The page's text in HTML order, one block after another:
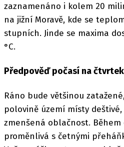
zaznamenáno i kolem 20
na jižní Moravě, kde se
stupních. Jinde se maxima
°C.
Předpověď počasí na
Ráno bude většinou
polovině území místy
zmenšená oblačnost.
proměnlivá s četnými